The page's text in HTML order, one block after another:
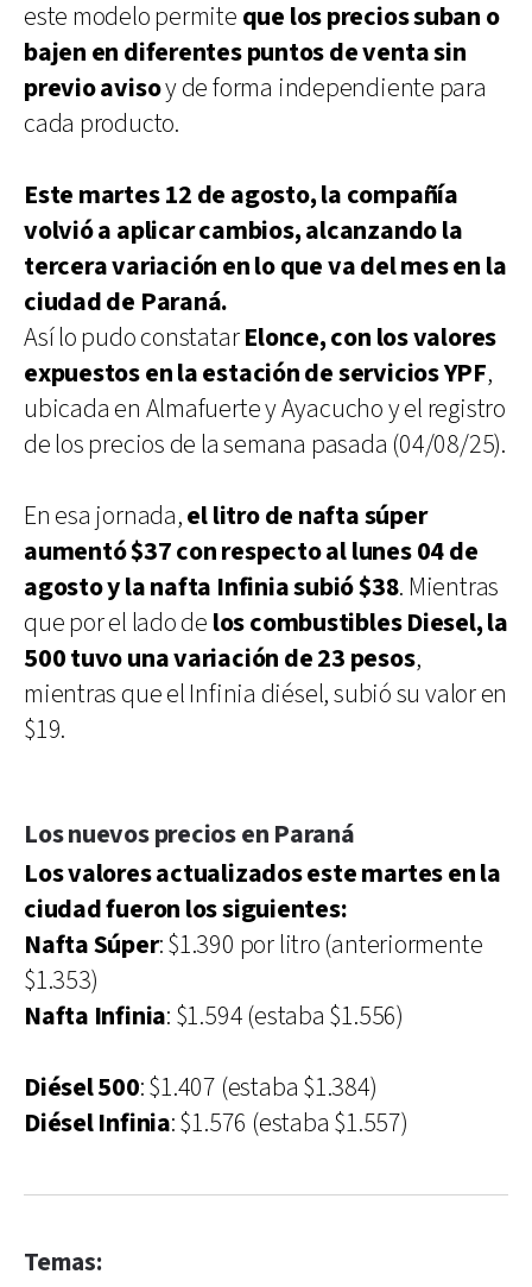
este modelo permite que los precios suban o
bajen en diferentes puntos de venta sin
previo avisoy de forma independiente para
cada producto.
Este martes 12 de agosto, la compañía
volvió a aplicar cambios, alcanzando la
tercera variación en lo que va del mes en la
ciudad de Paraná.
Así lo pudo constatarElonce, con los valores
expuestos en la estación de servicios YPF,
ubicada en Almafuerte y Ayacucho y el registro
de los precios de la semana pasada (04/08/25).
En esa jornada,el litro de nafta súper
aumentó $37 con respecto al lunes 04 de
agosto y la nafta Infinia subió $38. Mientras
que por el lado de los combustibles Diesel, la
500 tuvo una variación de 23 pesos,
mientras que el Infinia diésel, subió su valor en
$19.
Los nuevos precios en Paraná
Los valores actualizados este martes en la
ciudad fueron los siguientes:
Nafta Súper: $1.390 por litro (anteriormente
$1.353)
Nafta Infinia: $1.594 (estaba $1.556)
Diésel 500: $1.407 (estaba $1.384)
Diésel Infinia: $1.576 (estaba $1.557)
Temas: